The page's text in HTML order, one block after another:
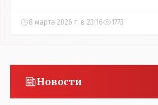
8 марта 2026 г. в 23:16 1773
Новости